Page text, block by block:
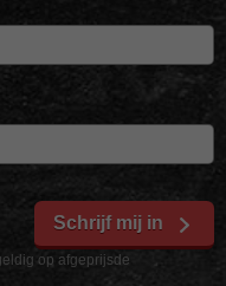
op afgeprijsde
Schrijf mij in